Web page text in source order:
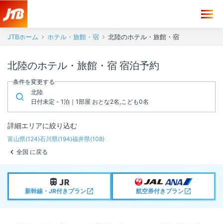
JTBホーム ホテル・旅館・宿 北陸のホテル・旅館・宿
北陸のホテル・旅館・宿 宿泊予約
条件を変更する
北陸
日付未定 - 1泊｜1部屋 おとな2名,こども0名
詳細エリアに絞り込む
富山県(124)石川県(194)福井県(108)
全国 に戻る
新幹線・JR付きプラン 航空券付きプラン